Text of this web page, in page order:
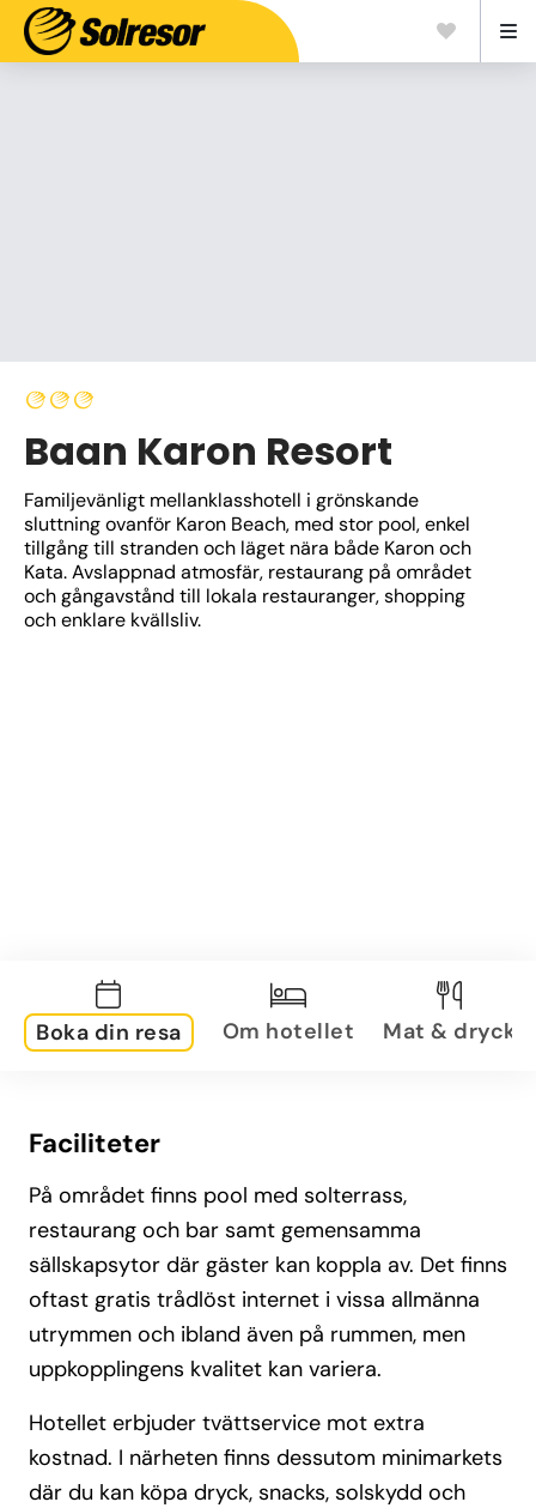
Baan Karon Resort
Familjevänligt mellanklasshotell i grönskande
sluttning ovanför Karon Beach, med stor pool, enkel
tillgång till stranden och läget nära både Karon och
Kata. Avslappnad atmosfär, restaurang på området
och gångavstånd till lokala restauranger, shopping
och enklare kvällsliv.
Boka din resa Om hotellet Mat & dryck
Faciliteter
På området finns pool med solterrass,
restaurang och bar samt gemensamma
sällskapsytor där gäster kan koppla av. Det finns
oftast gratis trådlöst internet i vissa allmänna
utrymmen och ibland även på rummen, men
uppkopplingens kvalitet kan variera.
Hotellet erbjuder tvättservice mot extra
kostnad. I närheten finns dessutom minimarkets
där du kan köpa dryck, snacks, solskydd och